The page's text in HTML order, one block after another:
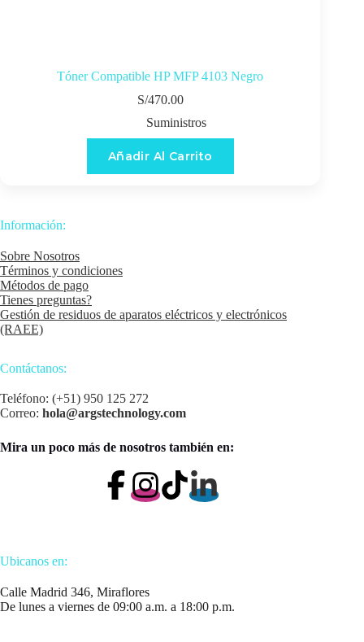
Tóner Compatible HP MFP 4103 Negro
S/470.00
Suministros
Añadir Al Carrito
Información:
Sobre Nosotros
Términos y condiciones
Métodos de pago
Tienes preguntas?
Gestión de residuos de aparatos eléctricos y electrónicos
(RAEE)
Contáctanos:
Teléfono: (+51) 950 125 272
Correo: hola@argstechnology.com
Mira un poco más de nosotros también en:
Ubicanos en:
Calle Madrid 346, Miraflores
De lunes a viernes de 09:00 a.m. a 18:00 p.m.